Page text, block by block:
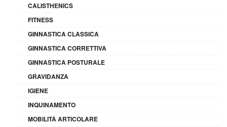
CALISTHENICS
FITNESS
GINNASTICA CLASSICA
GINNASTICA CORRETTIVA
GINNASTICA POSTURALE
GRAVIDANZA
IGIENE
INQUINAMENTO
MOBILITÀ ARTICOLARE